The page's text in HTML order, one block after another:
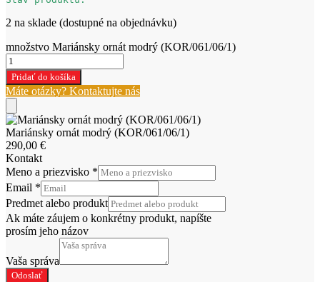
2 na sklade (dostupné na objednávku)
množstvo Mariánsky ornát modrý (KOR/061/06/1)
Pridať do košíka
Máte otázky? Kontaktujte nás
Mariánsky ornát modrý (KOR/061/06/1)
290,00 €
Kontakt
Meno a priezvisko *
Email *
Predmet alebo produkt
Ak máte záujem o konkrétny produkt, napíšte
prosím jeho názov
Vaša správa
Odoslať